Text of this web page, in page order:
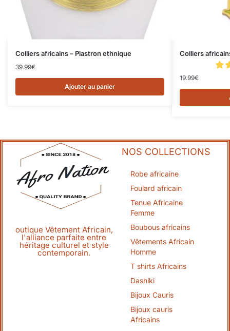
Colliers africains – Plastron ethnique
39.99€
Ajouter au panier
Colliers
19.99€
outique Vêtement Africain,
l'alliance parfaite entre
héritage culturel et style
contemporain.
NOS COLLECTIONS
Robe africaine
Foulard africain
Tenue Africaine
Femme
Boubous africains
Vêtements Africain
Homme
T shirts Africains
Dashiki
Bijoux Cauris
Bijoux cauris
Africains